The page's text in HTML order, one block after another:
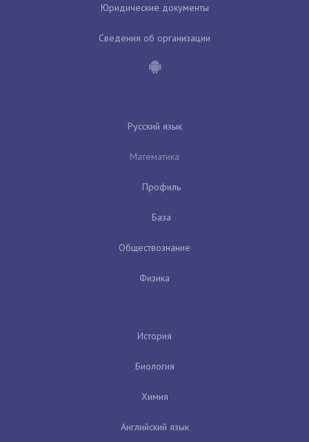
Юридические документы
Сведения об организации
Русский язык
Математика
Профиль
База
Обществознание
Физика
История
Биология
Химия
Английский язык